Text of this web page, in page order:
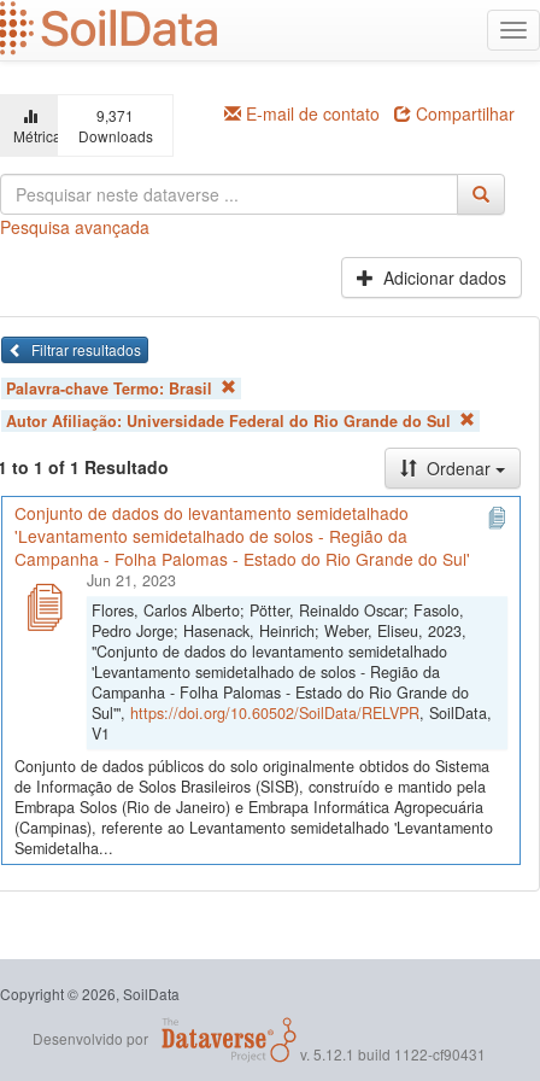
Ir
para
o
principal
Métricas
9,371
Downloads
E-mail de contato Compartilhar
Pesquisa avançada
Adicionar dados
Filtrar resultados
Palavra-chave Termo: Brasil
Autor Afiliação: Universidade Federal do Rio Grande do Sul
to 1 of 1 Resultado
Ordenar
Conjunto de dados do levantamento semidetalhado
'Levantamento semidetalhado de solos - Região da
Campanha - Folha Palomas - Estado do Rio Grande do Sul'
Jun 21, 2023
Flores, Carlos Alberto; Pötter, Reinaldo Oscar; Fasolo,
Pedro Jorge; Hasenack, Heinrich; Weber, Eliseu, 2023,
"Conjunto de dados do levantamento semidetalhado
'Levantamento semidetalhado de solos - Região da
Campanha - Folha Palomas - Estado do Rio Grande do
Sul'", https://doi.org/10.60502/SoilData/RELVPR, SoilData,
V1
Conjunto de dados públicos do solo originalmente obtidos do Sistema
de Informação de Solos Brasileiros (SISB), construído e mantido pela
Embrapa Solos (Rio de Janeiro) e Embrapa Informática Agropecuária
(Campinas), referente ao Levantamento semidetalhado 'Levantamento
Semidetalha...
Copyright © 2026, SoilData
Desenvolvido por
v. 5.12.1 build 1122-cf90431